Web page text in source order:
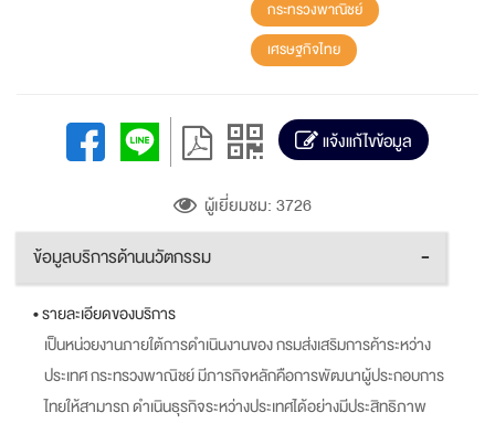
ข้อมูลบริการด้านนวัตกรรม -
• รายละเอียดของบริการ
เป็นหน่วยงานภายใต้การดำเนินงานของ กรมส่งเสริมการค้าระหว่าง
ประเทศ กระทรวงพาณิชย์ มีภารกิจหลักคือการพัฒนาผู้ประกอบการ
ไทยให้สามารถ ดำเนินธุรกิจระหว่างประเทศได้อย่างมีประสิทธิภาพ
กระทรวงพาณิชย์
เศรษฐกิจไทย
แจ้งแก้ไขข้อมูล
ผู้เยี่ยมชม: 3726